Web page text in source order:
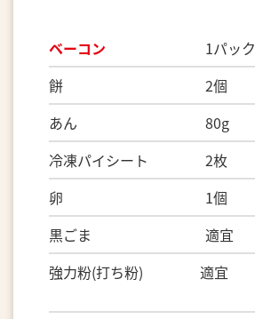
ベーコン 1パック
餅 2個
あん 80g
冷凍パイシート 2枚
卵 1個
黒ごま 適宜
強力粉(打ち粉) 適宜